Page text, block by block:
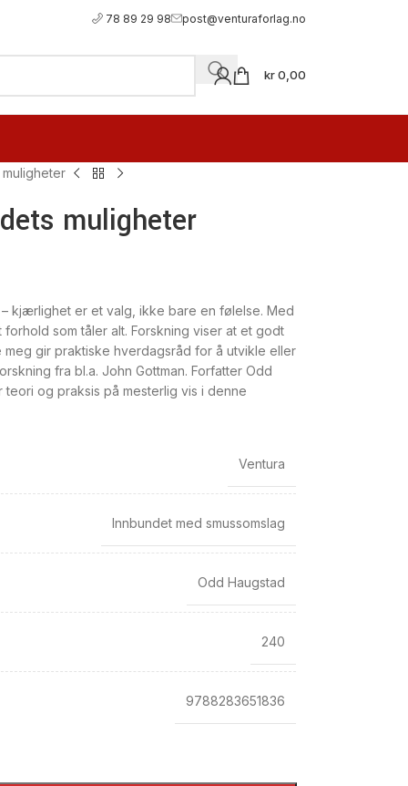
78 89 29 98 post@venturaforlag.no
kr0,00
muligheter
kjærlighet er et valg, ikke bare en følelse. Med
som tåler alt. Forskning viser at et godt
meg gir praktiske hverdagsråd for å utvikle eller
fra bl.a. John Gottman. Forfatter Odd
og praksis på mesterlig vis i denne
Ventura
Innbundet med smussomslag
Odd Haugstad
240
9788283651836